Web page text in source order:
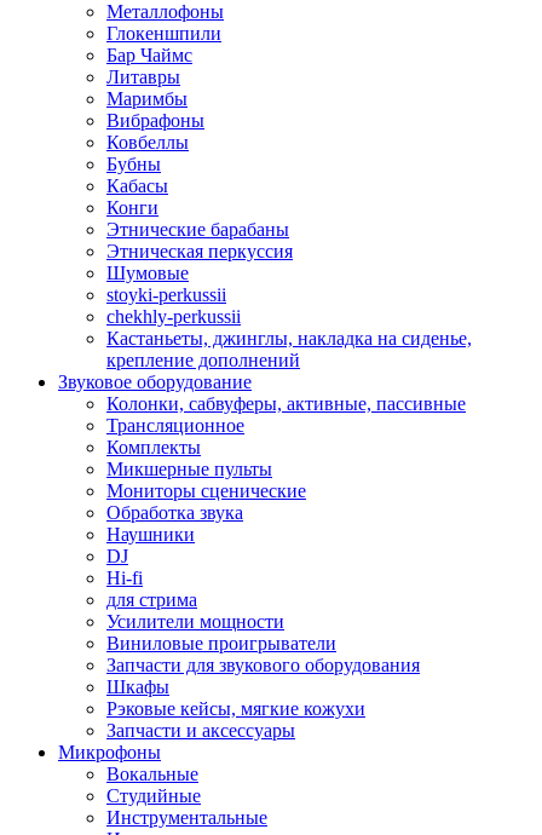
Металлофоны
Глокеншпили
Бар Чаймс
Литавры
Маримбы
Вибрафоны
Ковбеллы
Бубны
Кабасы
Конги
Этнические барабаны
Этническая перкуссия
Шумовые
stoyki-perkussii
chekhly-perkussii
Кастаньеты, джинглы, накладка на сиденье,
крепление дополнений
Звуковое оборудование
Колонки, сабвуферы, активные, пассивные
Трансляционное
Комплекты
Микшерные пульты
Мониторы сценические
Обработка звука
Наушники
DJ
Hi-fi
для стрима
Усилители мощности
Виниловые проигрыватели
Запчасти для звукового оборудования
Шкафы
Рэковые кейсы, мягкие кожухи
Запчасти и аксессуары
Микрофоны
Вокальные
Студийные
Инструментальные